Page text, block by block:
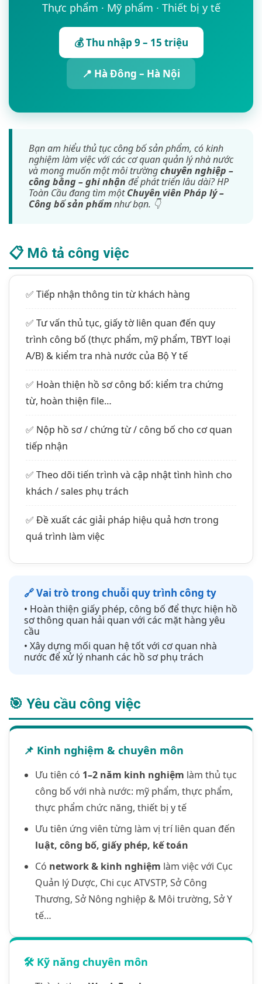
Thực phẩm · Mỹ phẩm · Thiết bị y tế
💰 Thu nhập 9 – 15 triệu
📍 Hà Đông – Hà Nội
Bạn am hiểu thủ tục công bố sản phẩm, có kinh
nghiệm làm việc với các cơ quan quản lý nhà nước
và mong muốn một môi trườngchuyên nghiệp –
công bằng – ghi nhận để phát triển lâu dài? HP
Toàn Cầu đang tìm mộtChuyên viên Pháp lý –
Công bố sản phẩmnhư bạn. 👇
📋 Mô tả công việc
✅ Tiếp nhận thông tin từ khách hàng
✅ Tư vấn thủ tục, giấy tờ liên quan đến quy
trình công bố (thực phẩm, mỹ phẩm, TBYT loại
A/B) & kiểm tra nhà nước của Bộ Y tế
✅ Hoàn thiện hồ sơ công bố: kiểm tra chứng
từ, hoàn thiện file…
✅ Nộp hồ sơ / chứng từ / công bố cho cơ quan
tiếp nhận
✅ Theo dõi tiến trình và cập nhật tình hình cho
khách / sales phụ trách
✅ Đề xuất các giải pháp hiệu quả hơn trong
quá trình làm việc
🔗 Vai trò trong chuỗi quy trình công ty
• Hoàn thiện giấy phép, công bố để thực hiện hồ
sơ thông quan hải quan với các mặt hàng yêu
cầu
• Xây dựng mối quan hệ tốt với cơ quan nhà
nước để xử lý nhanh các hồ sơ phụ trách
🎯 Yêu cầu công việc
📌 Kinh nghiệm & chuyên môn
Ưu tiên có 1–2 năm kinh nghiệm làm thủ tục
công bố với nhà nước: mỹ phẩm, thực phẩm,
thực phẩm chức năng, thiết bị y tế
Ưu tiên ứng viên từng làm vị trí liên quan đến
luật, công bố, giấy phép, kế toán
Có network & kinh nghiệm làm việc với Cục
Quản lý Dược, Chi cục ATVSTP, Sở Công
Thương, Sở Nông nghiệp & Môi trường, Sở Y
tế…
🛠️ Kỹ năng chuyên môn